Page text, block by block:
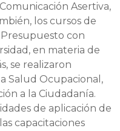
Asertiva,
los cursos de
con
en materia de
se realizaron
Salud Ocupacional,
a la Ciudadanía.
de aplicación de
capacitaciones